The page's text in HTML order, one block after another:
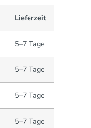
Lieferzeit
5–7 Tage
5–7 Tage
5–7 Tage
5–7 Tage